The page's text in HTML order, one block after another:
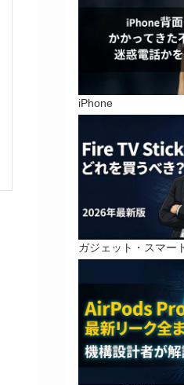
iPhone
ガジェット・スマー